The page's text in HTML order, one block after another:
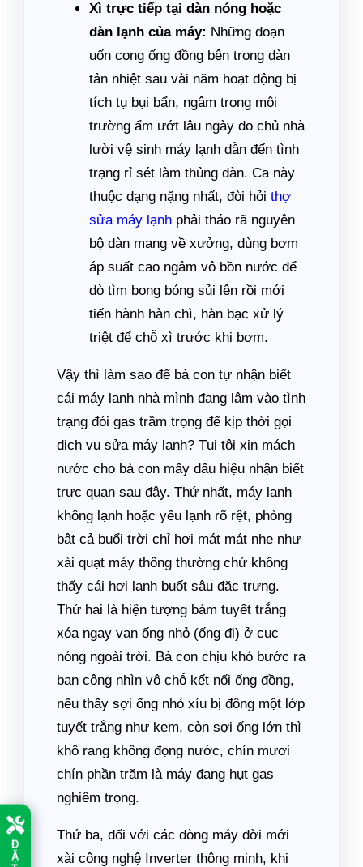
Đ
Ặ
Xì trực tiếp tại dàn nóng hoặc
dàn lạnh của máy: Những đoạn
uốn cong ống đồng bên trong dàn
tản nhiệt sau vài năm hoạt động bị
tích tụ bụi bẩn, ngâm trong môi
trường ẩm ướt lâu ngày do chủ nhà
lười vệ sinh máy lạnh dẫn đến tình
trạng rỉ sét làm thủng dàn. Ca này
thuộc dạng nặng nhất, đòi hỏi thợ
sửa máy lạnh phải tháo rã nguyên
bộ dàn mang về xưởng, dùng bơm
áp suất cao ngâm vô bồn nước để
dò tìm bong bóng sủi lên rồi mới
tiến hành hàn chì, hàn bạc xử lý
triệt để chỗ xì trước khi bơm.
Vậy thì làm sao để bà con tự nhận biết
cái máy lạnh nhà mình đang lâm vào tình
trạng đói gas trầm trọng để kịp thời gọi
dịch vụ sửa máy lạnh? Tụi tôi xin mách
nước cho bà con mấy dấu hiệu nhận biết
trực quan sau đây. Thứ nhất, máy lạnh
không lạnh hoặc yếu lạnh rõ rệt, phòng
bật cả buổi trời chỉ hơi mát mát nhẹ như
xài quạt máy thông thường chứ không
thấy cái hơi lạnh buốt sâu đặc trưng.
Thứ hai là hiện tượng bám tuyết trắng
xóa ngay van ống nhỏ (ống đi) ở cục
nóng ngoài trời. Bà con chịu khó bước ra
ban công nhìn vô chỗ kết nối ống đồng,
nếu thấy sợi ống nhỏ xíu bị đông một lớp
tuyết trắng như kem, còn sợi ống lớn thì
khô rang không đọng nước, chín mươi
chín phần trăm là máy đang hụt gas
nghiêm trọng.
Thứ ba, đối với các dòng máy đời mới
xài công nghệ Inverter thông minh, khi